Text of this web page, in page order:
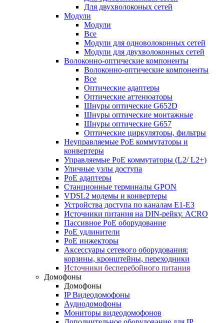
Для двухволоконых сетей
Модули
Модули
Все
Модули для одноволоконных сетей
Модули для двухволоконных сетей
Волоконно-оптические компоненты
Волоконно-оптические компоненты
Все
Оптические адаптеры
Оптические аттенюаторы
Шнуры оптические G652D
Шнуры оптические монтажные
Шнуры оптические G657
Оптические циркуляторы, фильтры
Неуправляемые PoE коммутаторы и
конвертеры
Управляемые PoE коммутаторы (L2/ L2+)
Уличные узлы доступа
PoE адаптеры
Станционные терминалы GPON
VDSL2 модемы и конвертеры
Устройства доступа по каналам E1-E3
Источники питания на DIN-рейку. ACRO
Пассивное PoE оборудование
PoE удлинители
PoE инжекторы
Аксессуары сетевого оборудования:
корзины, кронштейны, переходники
Источники бесперебойного питания
Домофоны
Домофоны
IP Видеодомофоны
Аудиодомофоны
Мониторы видеодомофонов